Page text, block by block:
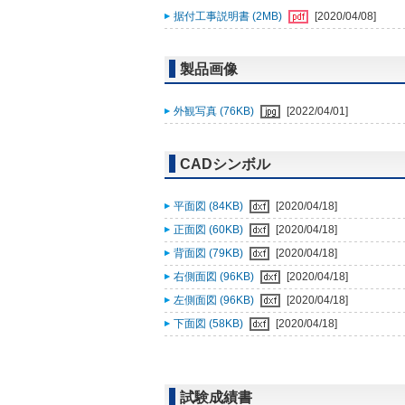
据付工事説明書 (2MB) [2020/04/08]
製品画像
外観写真 (76KB) [2022/04/01]
CADシンボル
平面図 (84KB)
[2020/04/18]
正面図 (60KB)
[2020/04/18]
背面図 (79KB)
[2020/04/18]
右側面図 (96KB)
[2020/04/18]
左側面図 (96KB)
[2020/04/18]
下面図 (58KB)
[2020/04/18]
試験成績書